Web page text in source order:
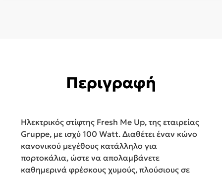
Περιγραφή
Ηλεκτρικός στίφτης Fresh Me Up, της εταιρείας
Gruppe, με ισχύ 100 Watt. Διαθέτει έναν κώνο
κανονικού μεγέθους κατάλληλο για
πορτοκάλια, ώστε να απολαμβάνετε
καθημερινά φρέσκους χυμούς, πλούσιους σε